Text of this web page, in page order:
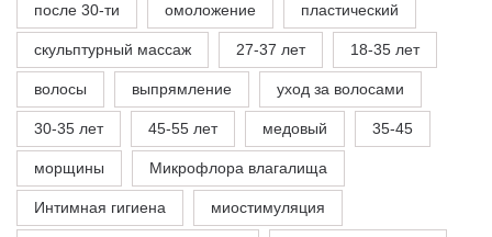
после 30-ти омоложение пластический
скульптурный массаж 27-37 лет 18-35 лет
волосы выпрямление уход за волосами
30-35 лет 45-55 лет медовый 35-45
морщины Микрофлора влагалища
Интимная гигиена миостимуляция